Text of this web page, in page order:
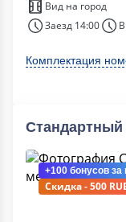
Вид на город
Заезд 14:00
Комплектация
Стандартный
+100 бонусов за
Скидка - 500